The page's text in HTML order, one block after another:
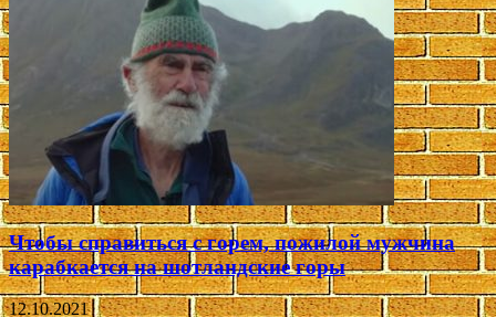
Чтобы справиться с горем, пожилой мужчина
карабкается на шотландские горы
12.10.2021